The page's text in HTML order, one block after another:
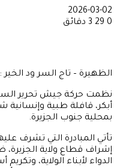
2026-03-02
0
3 دقائق
الظهيرة – تاج السر ود الخير :
نظمت حركة جيش تحرير
أبكر، قافلة طبية وإنسانية
بمحلية جنوب الجزيرة.
تأتي المبادرة التي تشرف
إشراف قطاع ولاية
الدواء لأبناء الولاية،